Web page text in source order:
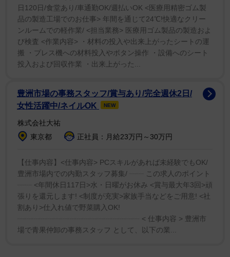
エズラはこれまで相次いで事件を起こしており、今年
４月には治安紊乱およびハラスメントの容疑、また第２
級暴行によりハワイで２度も逮捕されている。
する女性や、ベルリンの自宅でエズラから嫌がらせを受
けたという女性など、エズラは世界中の女性から数々の
一連の騒動を受け同映画の公開中止の可能性が懸念さ
ないままだ。
日120日/食堂あり/車通勤OK/週払いOK <医療用精密ゴム製
品の製造工場でのお仕事> 年間を通じて24℃!快適なクリー
ンルームでの軽作業/ <担当業務> 医療用ゴム製品の製造およ
び検査 <作業内容> ・材料の投入や出来上がったシートの運
搬 ・プレス機への材料投入やボタン操作 ・設備へのシート
投入および回収作業 ・出来上がった...
豊洲市場の事務スタッフ/賞与あり/完全週休2日/
女性活躍中/ネイルOK
NEW
株式会社大祐
東京都
正社員：月給23万円～30万円
【仕事内容】<仕事内容> PCスキルがあれば未経験でもOK/
豊洲市場内での内勤スタッフ募集/ ┈┈ この求人のポイント
┈┈ <年間休日117日>水・日曜がお休み <賞与最大年3回>頑
張りを還元します! <制度が充実>家族手当などをご用意! <社
割あり>仕入れ値で野菜購入OK!
┈┈┈┈┈┈┈┈┈┈┈┈┈┈┈┈┈ < 仕事内容 > 豊洲市
場で青果仲卸の事務スタッフ として、以下の業...